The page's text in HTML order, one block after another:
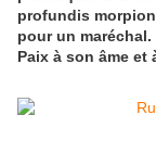
profundis
pour un maréchal.
Paix à son âme et